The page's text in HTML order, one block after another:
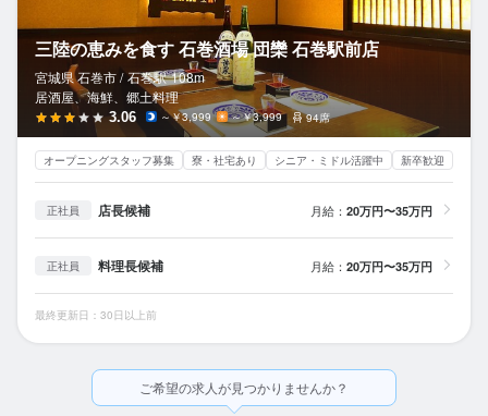
三陸の恵みを食す 石巻酒場 団欒 石巻駅前店
宮城県 石巻市 / 石巻駅 108m
居酒屋、海鮮、郷土料理
3.06 ～￥3,999 ～￥3,999 94席
オープニングスタッフ募集 寮・社宅あり シニア・ミドル活躍中 新卒歓迎
正社員 店長候補 月給： 20万円〜35万円
正社員 料理長候補 月給： 20万円〜35万円
最終更新日：30日以上前
ご希望の求人が見つかりませんか？